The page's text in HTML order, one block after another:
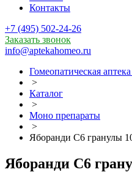
Контакты
+7 (495) 502-24-26
Заказать звонок
info@aptekahomeo.ru
Гомеопатическая
>
Каталог
>
Моно препараты
>
Яборанди С6 гранулы
Яборанди С6